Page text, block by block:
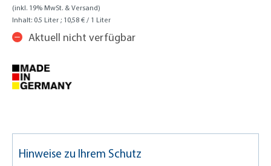
(inkl. 19% MwSt. & Versand)
Inhalt: 0.5 Liter ; 10,58 € / 1 Liter
Aktuell nicht verfügbar
Hinweise zu Ihrem Schutz